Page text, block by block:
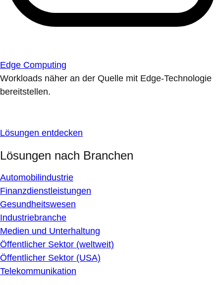
Edge Computing
Workloads näher an der Quelle mit Edge-Technologie
bereitstellen.
Lösungen entdecken
Lösungen nach Branchen
Automobilindustrie
Finanzdienstleistungen
Gesundheitswesen
Industriebranche
Medien und Unterhaltung
Öffentlicher Sektor (weltweit)
Öffentlicher Sektor (USA)
Telekommunikation